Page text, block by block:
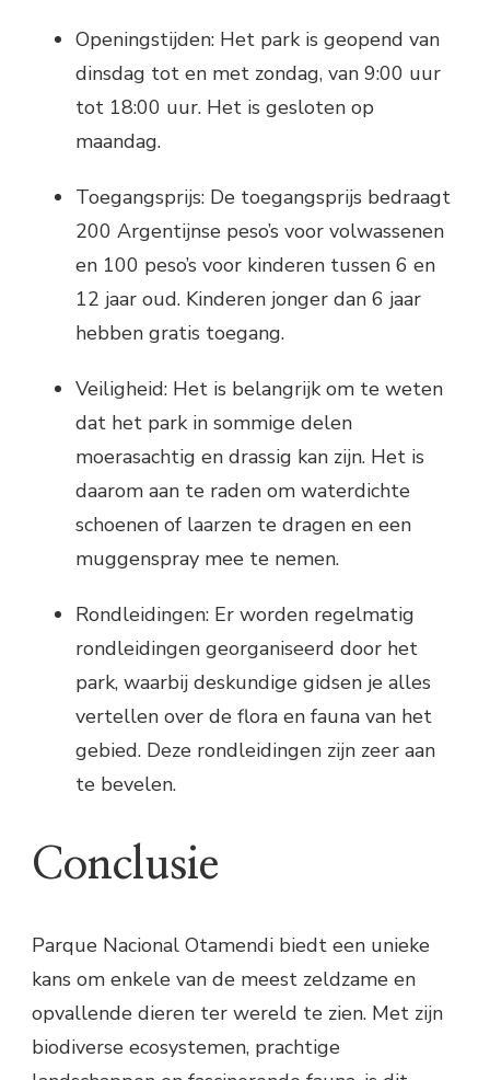
Openingstijden: Het park is geopend van
dinsdag tot en met zondag, van 9:00 uur
tot 18:00 uur. Het is gesloten op
maandag.
Toegangsprijs: De toegangsprijs bedraagt
200 Argentijnse peso’s voor volwassenen
en 100 peso’s voor kinderen tussen 6 en
12 jaar oud. Kinderen jonger dan 6 jaar
hebben gratis toegang.
Veiligheid: Het is belangrijk om te weten
dat het park in sommige delen
moerasachtig en drassig kan zijn. Het is
daarom aan te raden om waterdichte
schoenen of laarzen te dragen en een
muggenspray mee te nemen.
Rondleidingen: Er worden regelmatig
rondleidingen georganiseerd door het
park, waarbij deskundige gidsen je alles
vertellen over de flora en fauna van het
gebied. Deze rondleidingen zijn zeer aan
te bevelen.
Conclusie
Parque Nacional Otamendi biedt een unieke
kans om enkele van de meest zeldzame en
opvallende dieren ter wereld te zien. Met zijn
biodiverse ecosystemen, prachtige